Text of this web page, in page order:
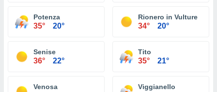
Potenza
35° 20°
Rionero in Vulture
34° 20°
Senise
36° 22°
Tito
35° 21°
Venosa Viggianello